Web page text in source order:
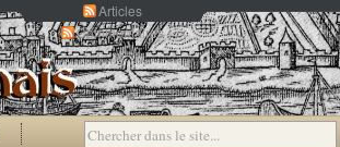
Articles
Commentaires